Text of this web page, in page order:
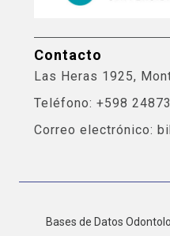
Contacto
Las Heras 1925,
Teléfono: +598
Correo electrónico:
Bases de Datos